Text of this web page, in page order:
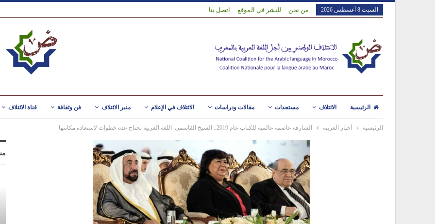
السبت 8 أغسطس 2026 من نحن للنشر في الموقع اتصل بنا
الرئيسية الائتلاف مستجدات مقالات ودراسات الائتلاف في الإعلام منبر الائتلاف فن وثقافة قناة الائتلاف
الرئيسية أخبار العربية الشارقة عاصمة عالمية للكتاب عام 2019.. الشيخ القاسمى: اللغة العربية تحتاج عدة خطوات لاستعادة مكانتها